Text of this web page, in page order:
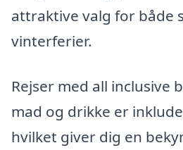
attraktive valg for både
vinterferier.
Rejser med all inclusive
mad og drikke er
hvilket giver dig en